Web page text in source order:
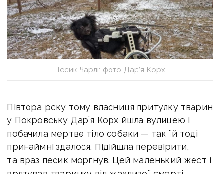
Песик Чарлі: фото Дар’я Корх
Півтора року тому власниця притулку тварин
у Покровську Дар’я Корх йшла вулицею і
побачила мертве тіло собаки — так їй тоді
принаймні здалося. Підійшла перевірити,
та враз песик моргнув. Цей маленький жест і